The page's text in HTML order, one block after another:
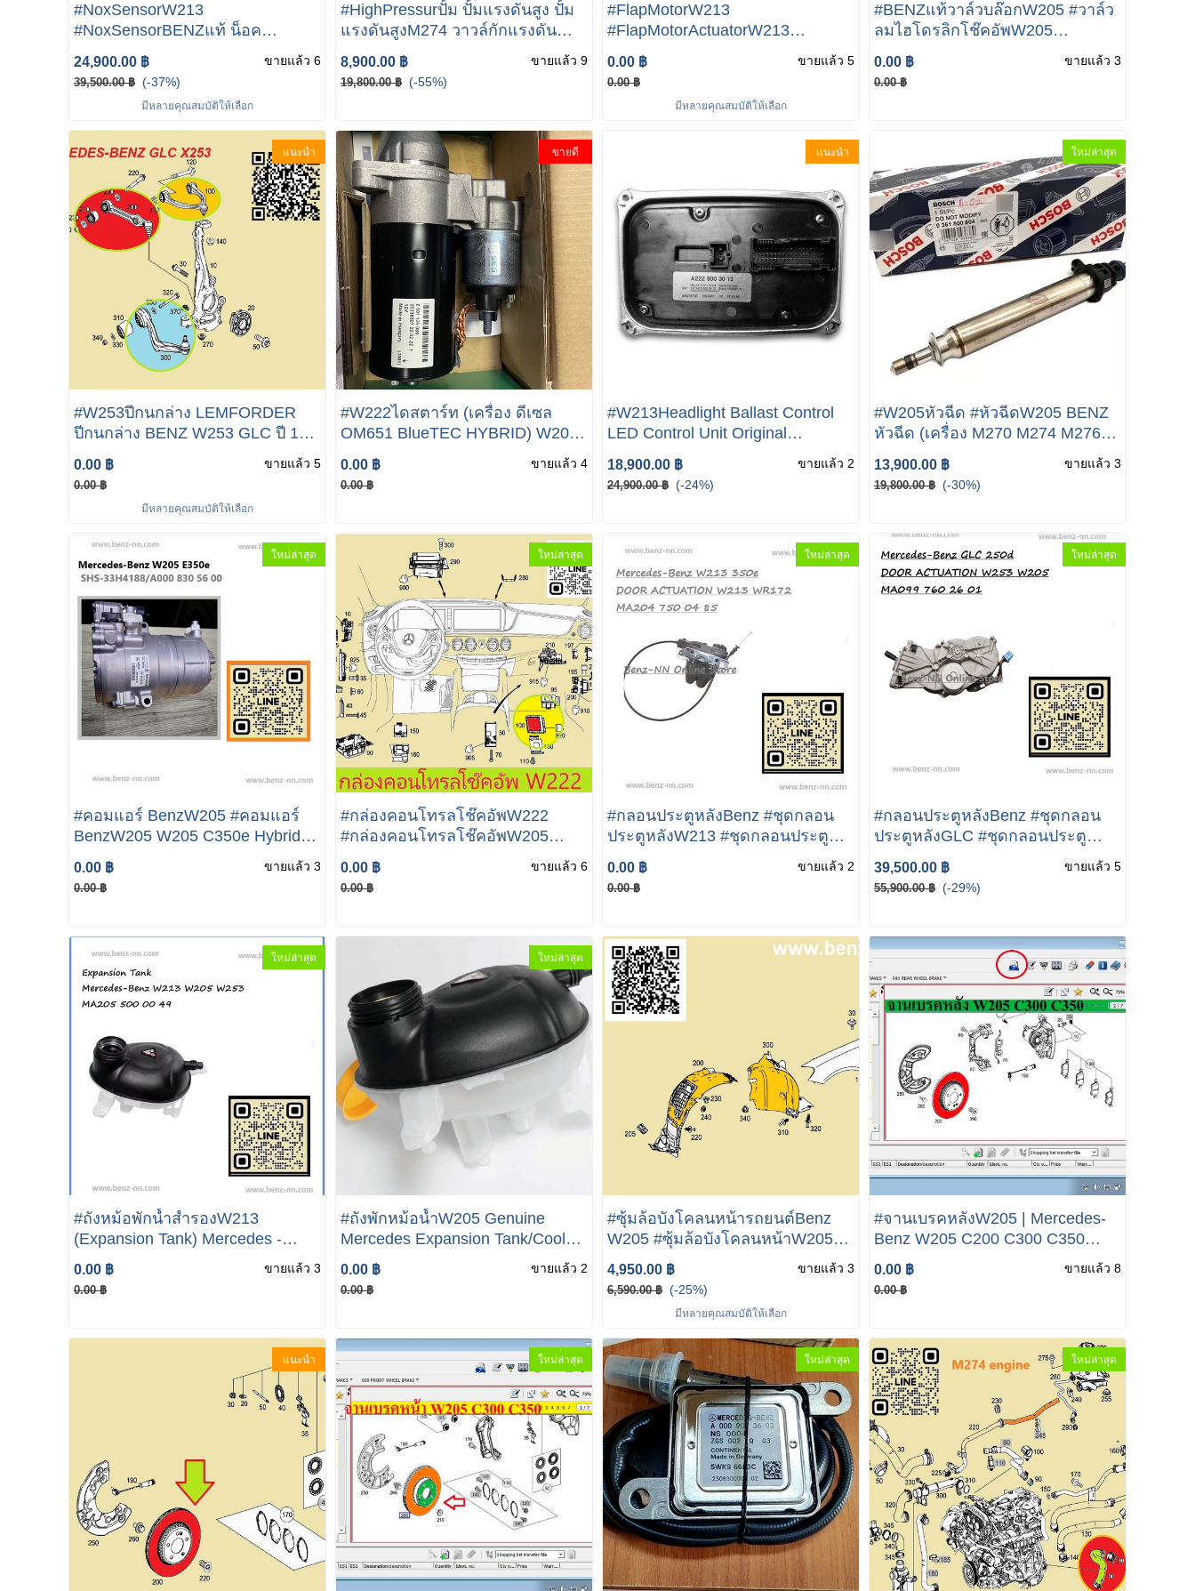
#NoxSensorW213
#NoxSensorBENZแท้ น็อค
เซนเซอร์W213 / NoxSensor
mercedes-benz W213 ครื่องดีเซล
OM654 เบอร์ A000 905 30 09 /
A000 905 78 03
24,900.00 ฿
39,500.00 ฿ (-37%)
ขายแล้ว 6
มีหลายคุณสมบัติให้เลือก
#HighPressurปั้ม ปั้มแรงดันสูง ปั้ม
แรงดันสูงM274 วาวล์กักแรงดัน
Mercedes benz M274 Engine
W205 C180 C200 W212 W204
8,900.00 ฿
19,800.00 ฿ (-55%)
ขายแล้ว 9
#FlapMotorW213
#FlapMotorActuatorW213
servomotorW213 W222 W217
W245 W205 W169 W238 A169
906 01 0
0.00 ฿
0.00 ฿
ขายแล้ว 5
มีหลายคุณสมบัติให้เลือก
#BENZแท้วาล์วบล๊อกW205 #วาล์ว
ลมไฮโดรลิกโช๊คอัพW205
Mercedes Benz W205 W222
W217 เบอร์ A099 320 00 58
(MADE IN GERMANY)
0.00 ฿
0.00 ฿
ขายแล้ว 3
แนะนำ
#W253ปีกนกล่าง LEMFORDER
ปีกนกล่าง BENZ W253 GLC ปี 15-
2053304507 #W253ปีกนกบน
MERCEDES-BENZ GLC X253
0.00 ฿
0.00 ฿
ขายแล้ว 5
มีหลายคุณสมบัติให้เลือก
ขายดี
#W222ไดสตาร์ท (เครื่อง ดีเซล
OM651 BlueTEC HYBRID) W205
W212 W222 เบอร์ 651 906 28 00
ยี่ห้อ SEG ( Bosch Starter Motors
and Generators ได้เปลี่ยนชื่อเป็น
0.00 ฿
0.00 ฿
ขายแล้ว 4
แนะนำ
#W213Headlight Ballast Control
LED Control Unit Original
W222 W205 205 E-Class
18,900.00 ฿
24,900.00 ฿ (-24%)
ขายแล้ว 2
ใหม่ล่าสุด
#W205หัวฉีด #หัวฉีดW205 BENZ
หัวฉีด (เครื่อง M270 M274 M276
Bosch Fuel Injector Mercedes
A2560700187
13,900.00 ฿
19,800.00 ฿ (-30%)
ขายแล้ว 3
ใหม่ล่าสุด
#คอมแอร์ BenzW205 #คอมแอร์
BenzW205 W205 C350e Hybrid
Hybrid SHS-33H4188/A 000 830
56 00 คอมเพรสเซอร์ แอร์ เบนซ์ ไฮ
บริด คอมแอร์รถยนต์
0.00 ฿
0.00 ฿
ขายแล้ว 3
ใหม่ล่าสุด
#กล่องคอนโทรลโช๊คอัพW222
#กล่องคอนโทรลโช๊คอัพW205
CONTROL UNIT Mercedes Benz
W222 300d 400 450 500e 650e
0.00 ฿
0.00 ฿
ขายแล้ว 6
ใหม่ล่าสุด
#กลอนประตูหลังBenz #ชุดกลอน
ประตูหลังW213 #ชุดกลอนประตู
E350e W213 / W205 Mercedes-
Benz E 350e tailgate trunk boot
0.00 ฿
0.00 ฿
ขายแล้ว 2
ใหม่ล่าสุด
#กลอนประตูหลังBenz #ชุดกลอน
ประตูหลังGLC #ชุดกลอนประตู
250d W253 / W205 Mercedes-
Benz GLC X253 C253 tailgate
39,500.00 ฿
55,900.00 ฿ (-29%)
ขายแล้ว 5
ใหม่ล่าสุด
#ถังหม้อพักน้ำสำรองW213
(Expansion Tank) Mercedes -
Benz C-Class W205 , E-Class
W213 W205 W213 W253 เมอซิเดส
เบนซ์ 2055000049 กระป๋องพักน้ำ
0.00 ฿
0.00 ฿
ขายแล้ว 3
ใหม่ล่าสุด
#ถังพักหม้อน้ำW205 Genuine
Mercedes Expansion Tank/Coolant
Reservoir; Radiator A2053209230
0.00 ฿
0.00 ฿
ขายแล้ว 2
#ซุ้มล้อบังโคลนหน้ารถยนต์Benz
W205 #ซุ้มล้อบังโคลนหน้าW205
mercedes benz W205 C180 220
300 350e
4,950.00 ฿
6,590.00 ฿ (-25%)
ขายแล้ว 3
มีหลายคุณสมบัติให้เลือก
#จานเบรคหลังW205 | Mercedes-
Benz W205 C200 C300 C350
C350e
0.00 ฿
0.00 ฿
ขายแล้ว 8
แนะนำ ใหม่ล่าสุด ใหม่ล่าสุด ใหม่ล่าสุด